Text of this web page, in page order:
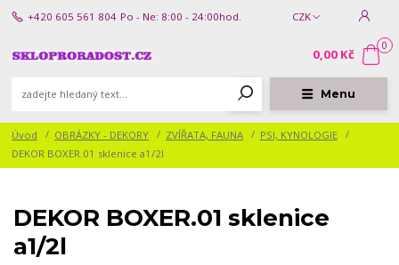
Menu
CZK
+420 605 561 804 Po - Ne: 8:00 - 24:00hod.
0
0,00 Kč
Úvod OBRÁZKY - DEKORY ZVÍŘATA, FAUNA
PSI, KYNOLOGIE
DEKOR BOXER.01 sklenice a1/2l
DEKOR BOXER.01 sklenice
a1/2l